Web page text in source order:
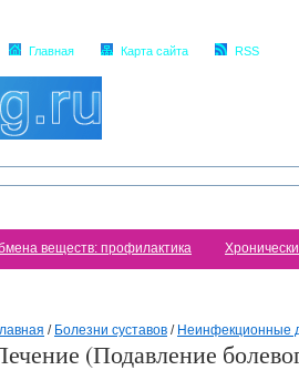
Главная Карта сайта RSS
веществ: профилактика
/ Болезни суставов / Неинфекционные
(Подавление